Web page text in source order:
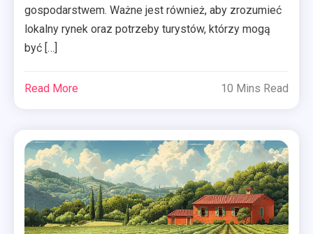
gospodarstwem. Ważne jest również, aby zrozumieć
lokalny rynek oraz potrzeby turystów, którzy mogą
być […]
Read More 10 Mins Read